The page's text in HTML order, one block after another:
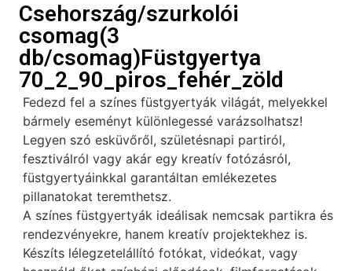
Csehország/szurkolói
csomag(3
db/csomag)Füstgyertya
70_2_90_piros_fehér_zöld
Fedezd fel a színes füstgyertyák világát, melyekkel
bármely eseményt különlegessé varázsolhatsz!
Legyen szó esküvőről, születésnapi partiról,
fesztiválról vagy akár egy kreatív fotózásról,
füstgyertyáinkkal garantáltan emlékezetes
pillanatokat teremthetsz.
A színes füstgyertyák ideálisak nemcsak partikra és
rendezvényekre, hanem kreatív projektekhez is.
Készíts lélegzetelállító fotókat, videókat, vagy